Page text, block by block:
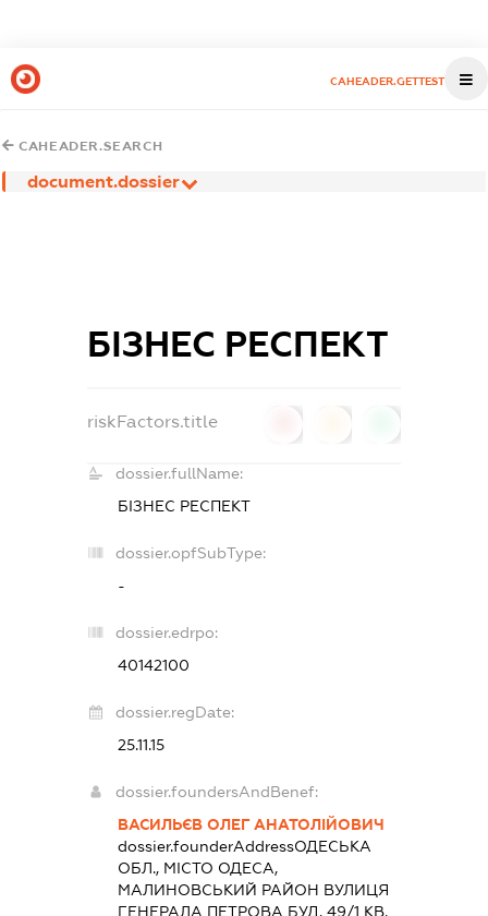
CAHEADER.GETTEST
CAHEADER.SEARCH
document.dossier
БІЗНЕС РЕСПЕКТ
riskFactors.title
dossier.fullName:
БІЗНЕС РЕСПЕКТ
dossier.opfSubType:
-
dossier.edrpo:
40142100
dossier.regDate:
25.11.15
dossier.foundersAndBenef:
ВАСИЛЬЄВ ОЛЕГ АНАТОЛІЙОВИЧ
dossier.founderAddressОДЕСЬКА
ОБЛ., МІСТО ОДЕСА,
МАЛИНОВСЬКИЙ РАЙОН ВУЛИЦЯ
ГЕНЕРАЛА ПЕТРОВА БУД. 49/1 КВ.